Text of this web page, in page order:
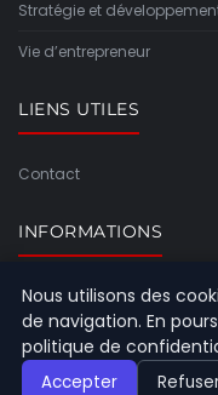
Stratégie et
Vie d’entrepreneur
LIENS UTILES
Contact
INFORMATIONS
Plan du site
Nous utilisons des
de navigation. En
politique de
Accepter